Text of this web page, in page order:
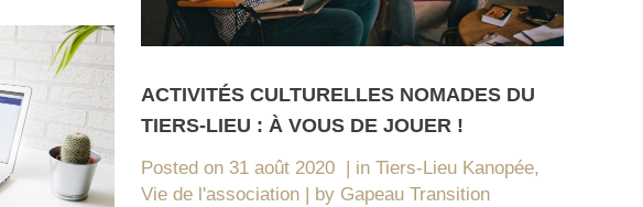
ACTIVITÉS CULTURELLES NOMADES DU
TIERS-LIEU : À VOUS DE JOUER !
Posted on 31 août 2020 in Tiers-Lieu Kanopée,
Vie de l'association
by Gapeau Transition